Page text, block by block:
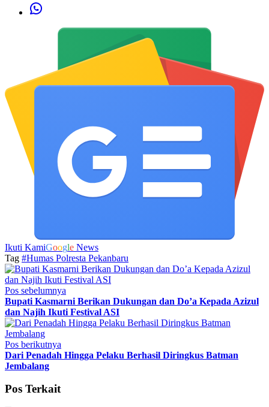
Ikuti KamiGoogle News
Tag #Humas Polresta Pekanbaru
Pos sebelumnya
Bupati Kasmarni Berikan Dukungan dan Do’a Kepada Azizul
dan Najih Ikuti Festival ASI
Pos berikutnya
Dari Penadah Hingga Pelaku Berhasil Diringkus Batman
Jembalang
Pos Terkait